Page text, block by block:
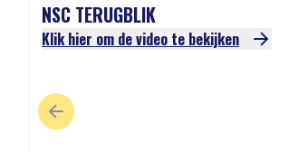
NSC TERUGBLIK
Klik hier om de video te bekijken
VORIGE SLIDE